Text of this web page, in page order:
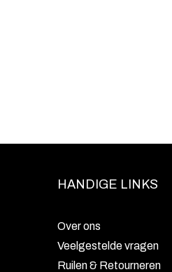
HANDIGE LINKS
Over ons
Veelgestelde vragen
Ruilen & Retourneren